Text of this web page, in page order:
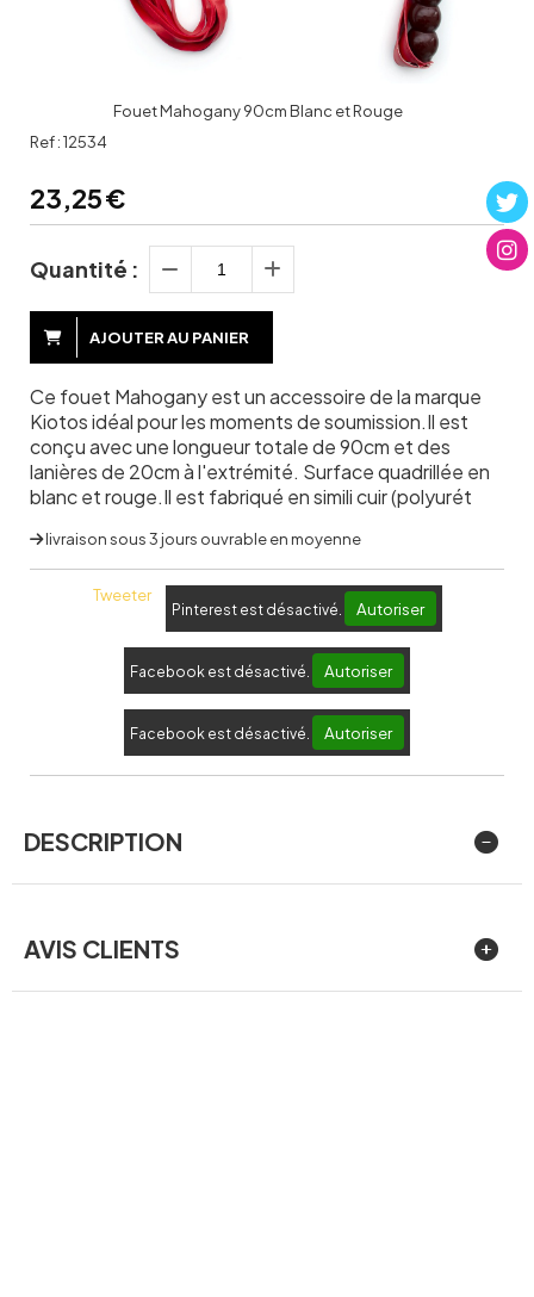
Fouet Mahogany 90cm Blanc et Rouge
Ref :12534
23,25€
Quantité :
AJOUTER AU PANIER
Ce fouet Mahogany est un accessoire de la marque
Kiotos idéal pour les moments de soumission.Il est
conçu avec une longueur totale de 90cm et des
lanières de 20cm à l'extrémité. Surface quadrillée en
blanc et rouge.Il est fabriqué en simili cuir (polyurét
livraison sous 3 jours ouvrable en moyenne
Tweeter
Pinterest est désactivé. Autoriser
Facebook est désactivé. Autoriser
Facebook est désactivé. Autoriser
DESCRIPTION
AVIS CLIENTS